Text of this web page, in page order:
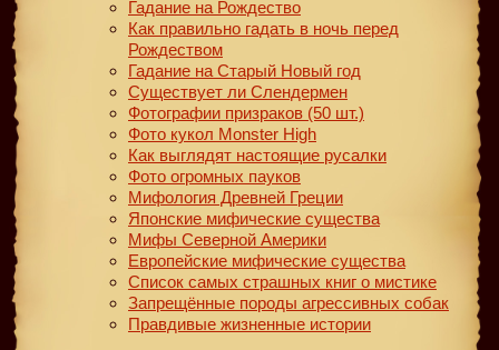
Гадание на Рождество
Как правильно гадать в ночь перед
Рождеством
Гадание на Старый Новый год
Существует ли Слендермен
Фотографии призраков (50 шт.)
Фото кукол Monster High
Как выглядят настоящие русалки
Фото огромных пауков
Мифология Древней Греции
Японские мифические существа
Мифы Северной Америки
Европейские мифические существа
Список самых страшных книг о мистике
Запрещённые породы агрессивных собак
Правдивые жизненные истории